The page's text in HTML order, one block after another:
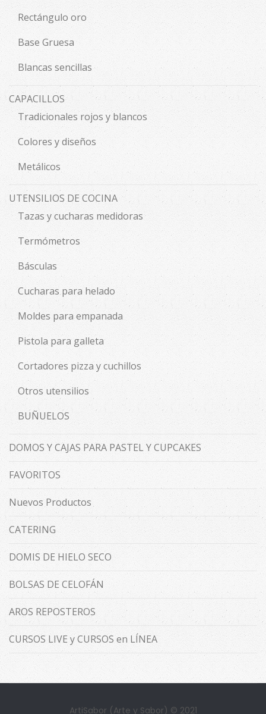
Rectángulo oro
Base Gruesa
Blancas sencillas
CAPACILLOS
Tradicionales rojos y blancos
Colores y diseños
Metálicos
UTENSILIOS DE COCINA
Tazas y cucharas medidoras
Termómetros
Básculas
Cucharas para helado
Moldes para empanada
Pistola para galleta
Cortadores pizza y cuchillos
Otros utensilios
BUÑUELOS
DOMOS Y CAJAS PARA PASTEL Y CUPCAKES
FAVORITOS
Nuevos Productos
CATERING
DOMIS DE HIELO SECO
BOLSAS DE CELOFÁN
AROS REPOSTEROS
CURSOS LIVE y CURSOS en LÍNEA
ArtiSabor (Arte y Sabor) © 2021